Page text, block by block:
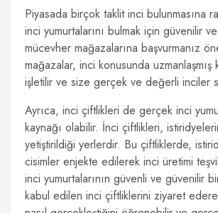
Piyasada birçok taklit inci bulunmasına
inci yumurtalarını bulmak için güvenilir
mücevher mağazalarına başvurmanız
mağazalar, inci konusunda uzmanlaşmış
işletilir ve size gerçek ve değerli inciler
Ayrıca, inci çiftlikleri de gerçek inci
kaynağı olabilir. İnci çiftlikleri,
yetiştirildiği yerlerdir. Bu çiftliklerde,
cisimler enjekte edilerek inci üretimi
inci yumurtalarının güvenli ve güvenilir
kabul edilen inci çiftliklerini ziyaret